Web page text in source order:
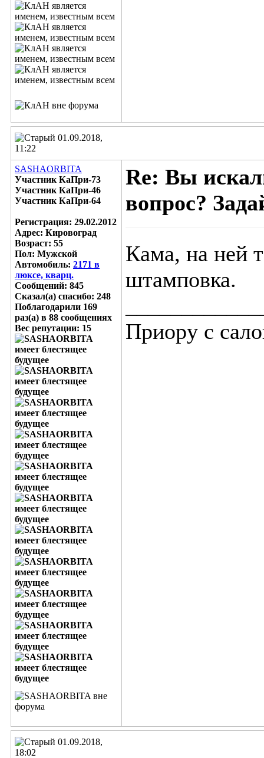
01.09.2018,
11:22
SASHAORBITA
Участник КаПри-73
Участник КаПри-46
Участник КаПри-64
Регистрация: 29.02.2012
Адрес: Кировоград
Возраст: 55
Пол: Мужской
Автомобиль: 2171 в
люксе, кварц.
Сообщений: 845
Сказал(а) спасибо: 248
Поблагодарили 169
раз(а) в 88 сообщениях
Вес репутации: 15
Re: Вы
вопрос?
Кама, на ней
штамповка.
Приору с
01.09.2018,
18:02